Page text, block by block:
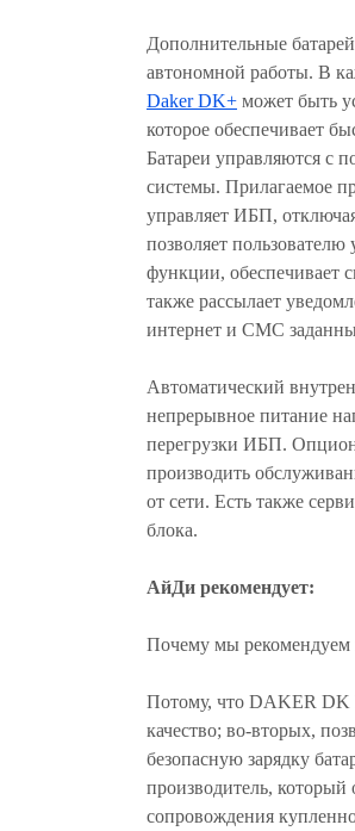
Дополнительные
автономной работы. В
Daker DK+ может быть
которое обеспечивает
Батареи управляются с
системы. Прилагаемое
управляет ИБП,
позволяет пользователю
функции, обеспечивает
также рассылает
интернет и СМС
Автоматический
непрерывное питание
перегрузки ИБП.
производить
от сети. Есть также
блока.
АйДи рекомендует:
Почему мы рекомендуем
Потому, что DAKER DK
качество; во-вторых,
безопасную зарядку
производитель,
сопровождения